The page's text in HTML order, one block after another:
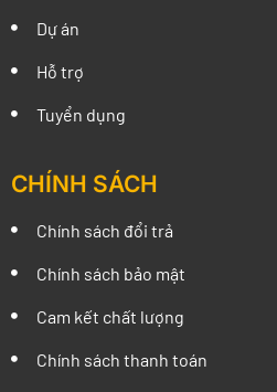
Dự án
Hỗ trợ
Tuyển dụng
CHÍNH SÁCH
Chính sách đổi trả
Chính sách bảo mật
Cam kết chất lượng
Chính sách thanh toán